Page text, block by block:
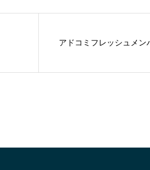
アドコミフレッシュメン